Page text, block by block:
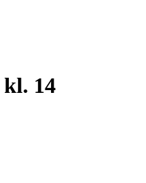
kl. 14